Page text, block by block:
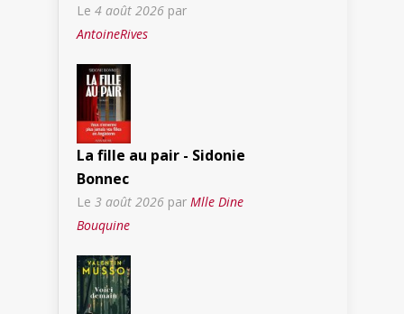
Le 4 août 2026 par
AntoineRives
La fille au pair - Sidonie
Bonnec
Le 3 août 2026 par Mlle Dine
Bouquine